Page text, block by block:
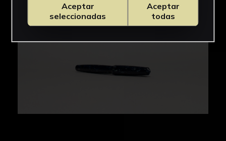
Aceptar
seleccionadas
Aceptar
todas